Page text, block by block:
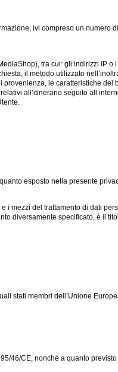
ivi compreso un numero
tra cui: gli indirizzi IP o
il metodo utilizzato
le caratteristiche del
all’itinerario seguito
esposto nella presente
i mezzi del trattamento di dati
diversamente specificato, è il
stati membri dell’Unione
46/CE, nonché a quanto